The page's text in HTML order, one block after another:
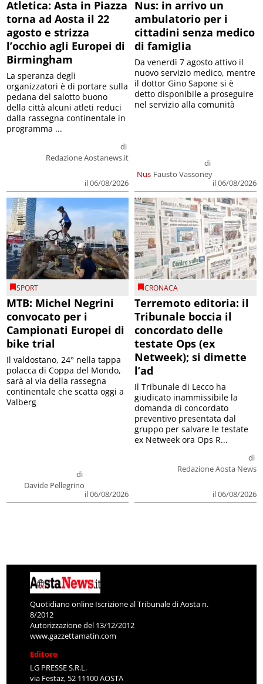
Atletica: Asta in Piazza
torna ad Aosta il 22
agosto e strizza
l’occhio agli Europei di
Birmingham
di
Redazione Aostanews.it
il 06/08/2026
La speranza degli
organizzatori è di portare sulla
pedana del salotto buono
della città alcuni atleti reduci
dalla rassegna continentale in
programma ...
Nus: in arrivo un
ambulatorio per i
cittadini senza medico
di famiglia
Nus
di
Fausto Vassoney
il 06/08/2026
Da venerdì 7 agosto attivo il
nuovo servizio medico, mentre
il dottor Gino Sapone si è
detto disponibile a proseguire
nel servizio alla comunità
SPORT
MTB: Michel Negrini
convocato per i
Campionati Europei di
bike trial
di
Davide Pellegrino
il 06/08/2026
Il valdostano, 24° nella tappa
polacca di Coppa del Mondo,
sarà al via della rassegna
continentale che scatta oggi a
Valberg
CRONACA
Terremoto editoria: il
Tribunale boccia il
concordato delle
testate Ops (ex
Netweek); si dimette
l’ad
di
Redazione Aosta News
il 06/08/2026
Il Tribunale di Lecco ha
giudicato inammissibile la
domanda di concordato
preventivo presentata dal
gruppo per salvare le testate
ex Netweek ora Ops R...
Quotidiano online Iscrizione al Tribunale di Aosta n.
8/2012
Autorizzazione del 13/12/2012
www.gazzettamatin.com
Editore
LG PRESSE S.R.L.
via Festaz, 52 11100 AOSTA